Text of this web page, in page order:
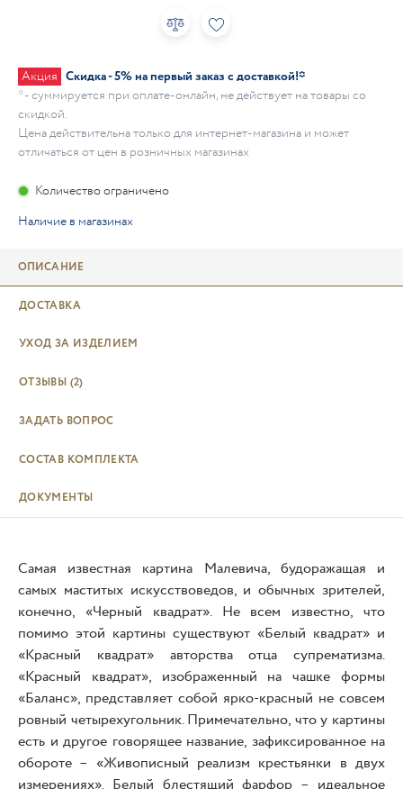
Акция Скидка - 5% на первый заказ с доставкой!*
* - суммируется при оплате-онлайн, не действует на товары со
скидкой.
Цена действительна только для интернет-магазина и может
отличаться от цен в розничных магазинах
Количество ограничено
Наличие в магазинах
ОПИСАНИЕ
ДОСТАВКА
УХОД ЗА ИЗДЕЛИЕМ
ОТЗЫВЫ (2)
ЗАДАТЬ ВОПРОС
СОСТАВ КОМПЛЕКТА
ДОКУМЕНТЫ
Самая известная картина Малевича, будоражащая и
самых маститых искусствоведов, и обычных зрителей,
конечно, «Черный квадрат». Не всем известно, что
помимо этой картины существуют «Белый квадрат» и
«Красный квадрат» авторства отца супрематизма.
«Красный квадрат», изображенный на чашке формы
«Баланс», представляет собой ярко-красный не совсем
ровный четырехугольник. Примечательно, что у картины
есть и другое говорящее название, зафиксированное на
обороте – «Живописный реализм крестьянки в двух